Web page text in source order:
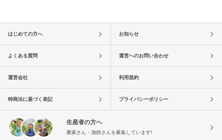
はじめての方へ お知らせ
よくある質問 運営へのお問い合わせ
運営会社 利用規約
特商法に基づく表記 プライバシーポリシー
生産者の方へ
農家さん・漁師さんを募集しています!